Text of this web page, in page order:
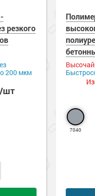
резкого
200 мкм
шт
7040